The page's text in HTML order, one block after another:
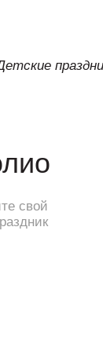
свой